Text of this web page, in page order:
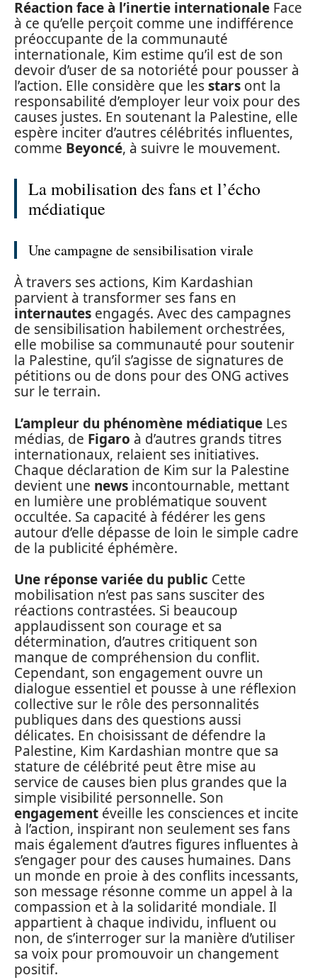
Réaction face à l’inertie internationale Face
à ce qu’elle perçoit comme une indifférence
préoccupante de la communauté
internationale, Kim estime qu’il est de son
devoir d’user de sa notoriété pour pousser à
l’action. Elle considère que lesstars ont la
responsabilité d’employer leur voix pour des
causes justes. En soutenant la Palestine, elle
espère inciter d’autres célébrités influentes,
comme Beyoncé, à suivre le mouvement.
La mobilisation des fans et l’écho
médiatique
Une campagne de sensibilisation virale
À travers ses actions, Kim Kardashian
parvient à transformer ses fans en
internautes engagés. Avec des campagnes
de sensibilisation habilement orchestrées,
elle mobilise sa communauté pour soutenir
la Palestine, qu’il s’agisse de signatures de
pétitions ou de dons pour des ONG actives
sur le terrain.
L’ampleur du phénomène médiatique Les
médias, de Figaro à d’autres grands titres
internationaux, relaient ses initiatives.
Chaque déclaration de Kim sur la Palestine
devient une news incontournable, mettant
en lumière une problématique souvent
occultée. Sa capacité à fédérer les gens
autour d’elle dépasse de loin le simple cadre
de la publicité éphémère.
Une réponse variée du public Cette
mobilisation n’est pas sans susciter des
réactions contrastées. Si beaucoup
applaudissent son courage et sa
détermination, d’autres critiquent son
manque de compréhension du conflit.
Cependant, son engagement ouvre un
dialogue essentiel et pousse à une réflexion
collective sur le rôle des personnalités
publiques dans des questions aussi
délicates. En choisissant de défendre la
Palestine, Kim Kardashian montre que sa
stature de célébrité peut être mise au
service de causes bien plus grandes que la
simple visibilité personnelle. Son
engagement éveille les consciences et incite
à l’action, inspirant non seulement ses fans
mais également d’autres figures influentes à
s’engager pour des causes humaines. Dans
un monde en proie à des conflits incessants,
son message résonne comme un appel à la
compassion et à la solidarité mondiale. Il
appartient à chaque individu, influent ou
non, de s’interroger sur la manière d’utiliser
sa voix pour promouvoir un changement
positif.